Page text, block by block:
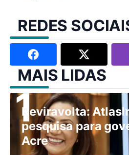
REDES
MAIS LIDAS
Reviravolta:
pesquisa para
Acre